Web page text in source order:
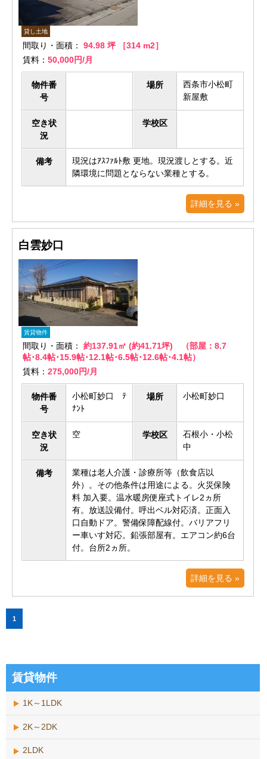
貸し土地
間取り・面積： 94.98 坪 ［314 m2］
賃料： 50,000円/月
物件番
号
場所
西条市小松町
新屋敷
空き状
況
学校区
備考
現況はｱｽﾌｧﾙﾄ敷 更地。現況渡しとする。近
隣環境に問題とならない業種とする。
詳細を見る »
白雲妙口
賃貸物件
間取り・面積： 約137.91㎡ (約41.71坪) （部屋：8.7
帖･8.4帖･15.9帖･12.1帖･6.5帖･12.6帖･4.1帖）
賃料： 275,000円/月
物件番
号
小松町妙口 ﾃ
ﾅﾝﾄ
場所 小松町妙口
空き状
況
空 学校区
石根小・小松
中
備考
業種は老人介護・診療所等（飲食店以
外）。その他条件は用途による。火災保険
料 加入要。温水暖房便座式トイレ2ヵ所
有。放送設備付。呼出ベル対応済。正面入
口自動ドア。警備保障配線付。バリアフリ
ー車いす対応。鉛張部屋有。エアコン約6台
付。台所2ヵ所。
詳細を見る »
1
賃貸物件
1K～1LDK
2K～2DK
2LDK